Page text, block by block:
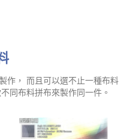
作， 而且可以選不止一種布料
同布料拼布來製作同一件。